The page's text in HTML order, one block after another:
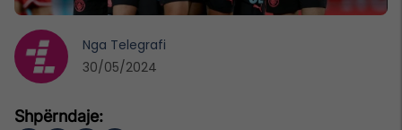
Nga Telegrafi
30/05/2024